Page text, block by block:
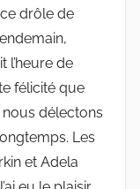
drôle de
l’heure de
félicité que
délectons
Les
et Adela